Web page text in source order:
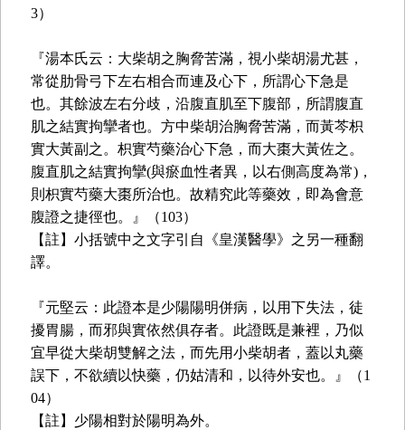
3）
『湯本氏云：大柴胡之胸脅苦滿，視小柴胡湯尤甚，
常從肋骨弓下左右相合而連及心下，所謂心下急是
也。其餘波左右分歧，沿腹直肌至下腹部，所謂腹直
肌之結實拘攣者也。方中柴胡治胸脅苦滿，而黃芩枳
實大黃副之。枳實芍藥治心下急，而大棗大黃佐之。
腹直肌之結實拘攣(與瘀血性者異，以右側高度為常)，
則枳實芍藥大棗所治也。故精究此等藥效，即為會意
腹證之捷徑也。』（103）
【註】小括號中之文字引自《皇漢醫學》之另一種翻
譯。
『元堅云：此證本是少陽陽明併病，以用下失法，徒
擾胃腸，而邪與實依然俱存者。此證既是兼裡，乃似
宜早從大柴胡雙解之法，而先用小柴胡者，蓋以丸藥
誤下，不欲續以快藥，仍姑清和，以待外安也。』（1
04）
【註】少陽相對於陽明為外。